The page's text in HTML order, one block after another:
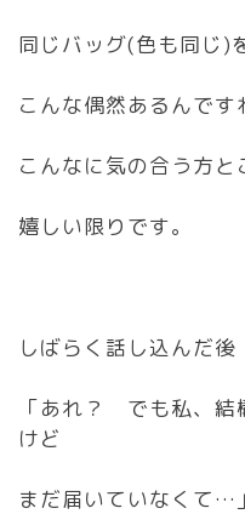
同じバッグ(色も同じ)
こんな偶然あるんで
こんなに気の合う方と
嬉しい限りです。
しばらく話し込んだ後
「あれ？ でも私、結
けど
まだ届いていなくて…